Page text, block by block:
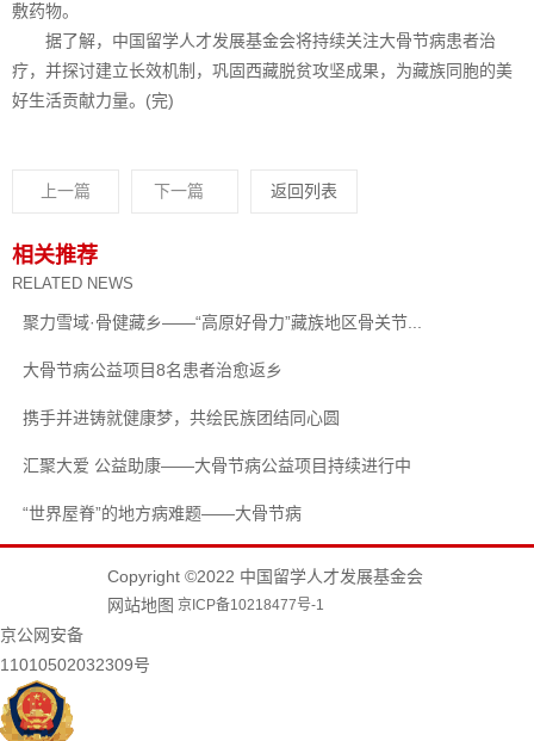
敷药物。
据了解，中国留学人才发展基金会将持续关注大骨节病患者治
疗，并探讨建立长效机制，巩固西藏脱贫攻坚成果，为藏族同胞的美
好生活贡献力量。(完)
上一篇 下一篇 返回列表
相关推荐
RELATED NEWS
聚力雪域·骨健藏乡——“高原好骨力”藏族地区骨关节...
大骨节病公益项目8名患者治愈返乡
携手并进铸就健康梦，共绘民族团结同心圆
汇聚大爱 公益助康——大骨节病公益项目持续进行中
“世界屋脊”的地方病难题——大骨节病
Copyright ©2022 中国留学人才发展基金会
网站地图 京ICP备10218477号-1
京公网安备
11010502032309号